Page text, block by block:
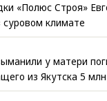
«Полюс Строя»
климате
у матери
из Якутска 5